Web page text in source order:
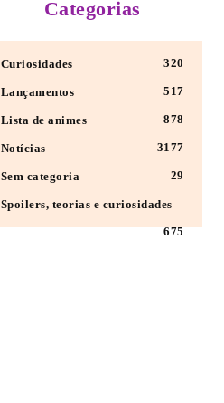
Categorias
Curiosidades 320
Lançamentos 517
Lista de animes 878
Notícias 3177
Sem categoria 29
Spoilers, teorias e curiosidades
675